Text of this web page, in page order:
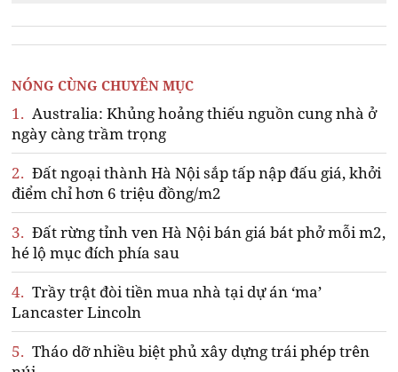
NÓNG CÙNG CHUYÊN MỤC
1. Australia: Khủng hoảng thiếu nguồn cung nhà ở
ngày càng trầm trọng
2. Đất ngoại thành Hà Nội sắp tấp nập đấu giá, khởi
điểm chỉ hơn 6 triệu đồng/m2
3. Đất rừng tỉnh ven Hà Nội bán giá bát phở mỗi m2,
hé lộ mục đích phía sau
4. Trầy trật đòi tiền mua nhà tại dự án ‘ma’
Lancaster Lincoln
5. Tháo dỡ nhiều biệt phủ xây dựng trái phép trên